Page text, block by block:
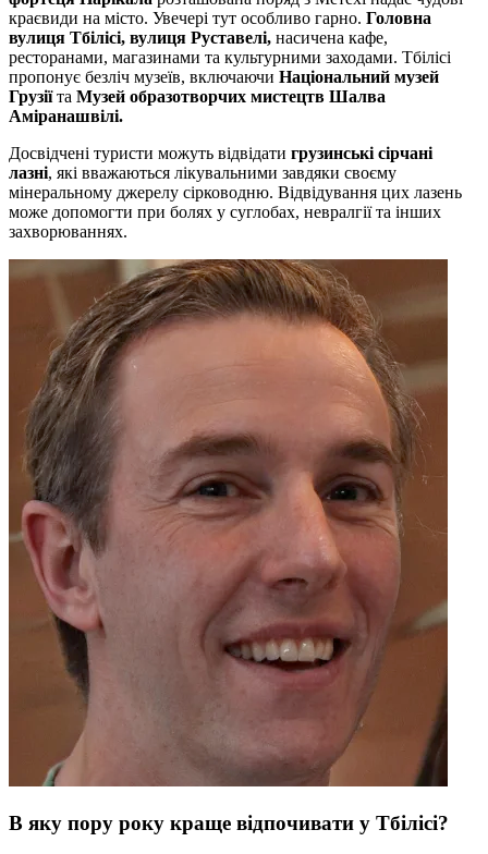
краєвиди на місто. Увечері тут особливо гарно. Головна
вулиця Тбілісі, вулиця Руставелі, насичена кафе,
ресторанами, магазинами та культурними заходами. Тбілісі
пропонує безліч музеїв, включаючи Національний музей
Грузіїта Музей образотворчих мистецтв Шалва
Аміранашвілі.
Досвідчені туристи можуть відвідати грузинські сірчані
лазні, які вважаються лікувальними завдяки своєму
мінеральному джерелу сірководню. Відвідування цих лазень
може допомогти при болях у суглобах, невралгії та інших
захворюваннях.
В яку пору року краще відпочивати у Тбілісі?